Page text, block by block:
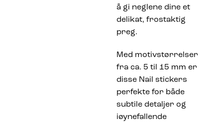
å gi neglene dine et
delikat, frostaktig
preg.
Med motivstørrelser
fra ca. 5 til 15 mm er
disse Nail stickers
perfekte for både
subtile detaljer og
iøynefallende